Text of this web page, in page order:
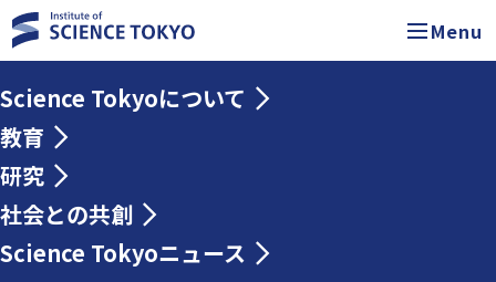
Menu
Science Tokyoについて
教育
研究
社会との共創
Science Tokyoニュース